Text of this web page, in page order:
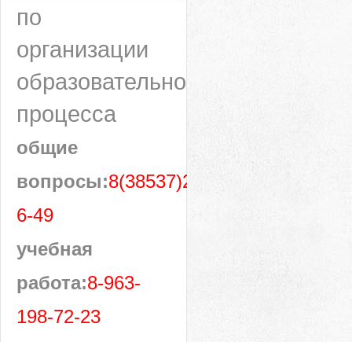
по
организации
образовательного
процесса
общие
вопросы:8(38537)28-
6-49
учебная
работа:8-963-
198-72-23